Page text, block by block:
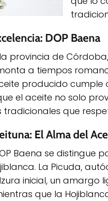
DOP Baena
provincia de
a tiempos
producido cumple
el aceite no solo
tradicionales que
El Alma del
Baena se distingue
La Picuda,
inicial, un amargo
que la